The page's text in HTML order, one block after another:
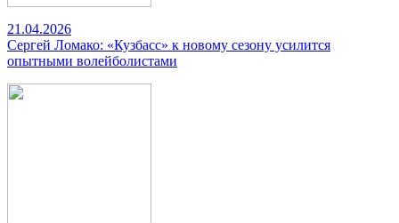
21.04.2026
Сергей Ломако: «Кузбасс» к новому сезону усилится
опытными волейболистами